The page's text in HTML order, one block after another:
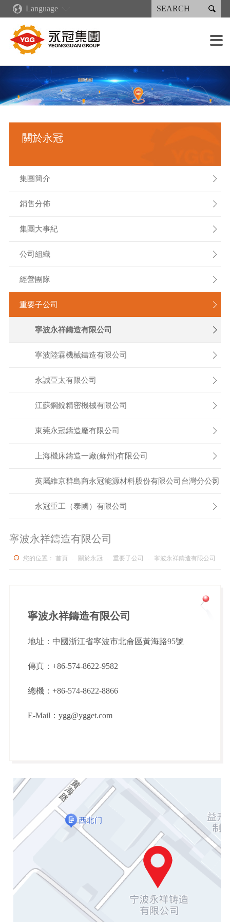
 Language
集團簡介
集團大事紀
公司組織
重要子公司
企業新聞
企業文化
數位化發展規劃
精益生產
工作環境
再生能源類產品
注塑機類產品
焊接件產品
永續報告書
人權政策
財務資訊
股東服務
法人說明會
招聘職位
薪酬福利
鑄造設備
焊接設備
塗裝設備
檢測設備

關於永冠
集團簡介 
銷售分佈 
集團大事紀 
公司組織 
經營團隊 
重要子公司 

寧波永祥鑄造有限公司

寧波陸霖機械鑄造有限公司

永誠亞太有限公司

江蘇鋼銳精密機械有限公司

東莞永冠鑄造廠有限公司

上海機床鑄造一廠(蘇州)有限公司

英屬維京群島商永冠能源材料股份有限公司台灣分公司

永冠重工（泰國）有限公司
寧波永祥鑄造有限公司
您的位置：首頁 - 關於永冠 - 重要子公司 - 寧波永祥鑄造有限公司
寧波永祥鑄造有限公司
地址：中國浙江省寧波市北侖區黃海路95號
傳真：+86-574-8622-9582
總機：+86-574-8622-8866
E-Mail ： ygg@ygget.com